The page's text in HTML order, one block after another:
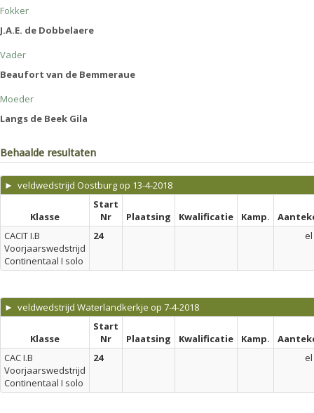
Fokker
J.A.E. de Dobbelaere
Vader
Beaufort van de Bemmeraue
Moeder
Langs de Beek Gila
Behaalde resultaten
► veldwedstrijd Oostburg op 13-4-2018
Klasse
Start
Nr
Plaatsing Kwalificatie Kamp.
CACIT I.B
Voorjaarswedstrijd
Continentaal I solo
24 el
► veldwedstrijd Waterlandkerkje op 7-4-2018
Klasse
Start
Nr
Plaatsing Kwalificatie Kamp.
CAC I.B
Voorjaarswedstrijd
Continentaal I solo
24 el